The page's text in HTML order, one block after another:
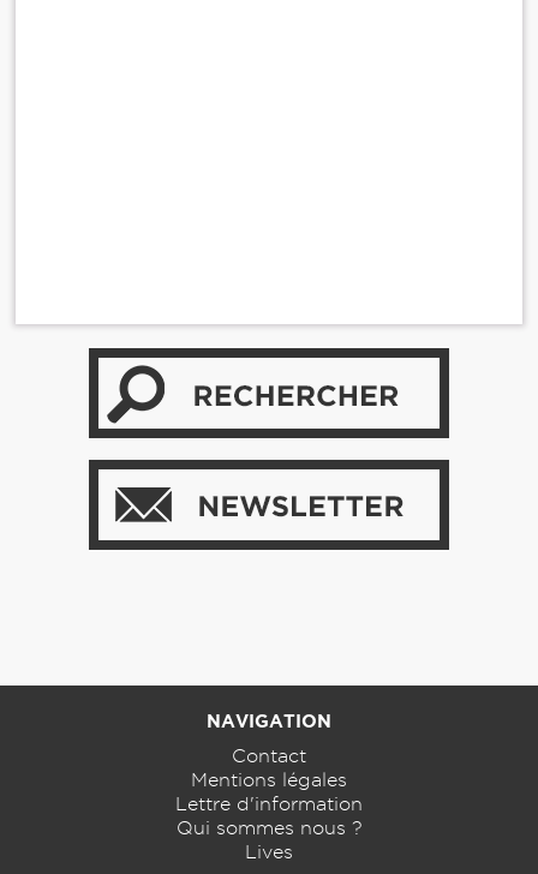
NAVIGATION
Contact
Mentions légales
Lettre d'information
Qui sommes nous ?
Lives